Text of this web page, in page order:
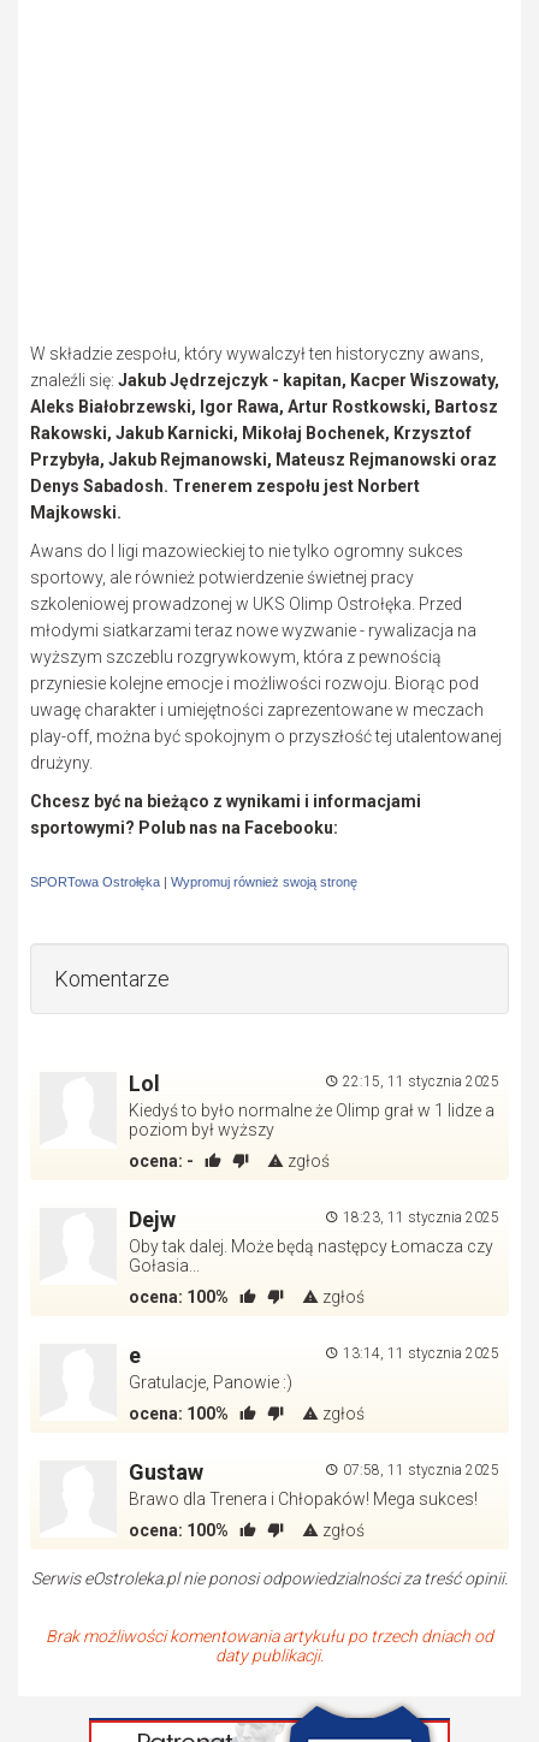
W składzie zespołu, który wywalczył ten historyczny awans,
znaleźli się: Jakub Jędrzejczyk - kapitan, Kacper Wiszowaty,
Aleks Białobrzewski, Igor Rawa, Artur Rostkowski, Bartosz
Rakowski, Jakub Karnicki, Mikołaj Bochenek, Krzysztof
Przybyła, Jakub Rejmanowski, Mateusz Rejmanowski oraz
Denys Sabadosh. Trenerem zespołu jest Norbert
Majkowski.
Awans do I ligi mazowieckiej to nie tylko ogromny sukces
sportowy, ale również potwierdzenie świetnej pracy
szkoleniowej prowadzonej w UKS Olimp Ostrołęka. Przed
młodymi siatkarzami teraz nowe wyzwanie - rywalizacja na
wyższym szczeblu rozgrywkowym, która z pewnością
przyniesie kolejne emocje i możliwości rozwoju. Biorąc pod
uwagę charakter i umiejętności zaprezentowane w meczach
play-off, można być spokojnym o przyszłość tej utalentowanej
drużyny.
Chcesz być na bieżąco z wynikami i informacjami
sportowymi? Polub nas na Facebooku:
SPORTowa Ostrołęka | Wypromuj również swoją stronę
Komentarze
22:15, 11 stycznia 2025
Lol
Kiedyś to było normalne że Olimp grał w 1 lidze a
poziom był wyższy
ocena: - zgłoś
18:23, 11 stycznia 2025
Dejw
Oby tak dalej. Może będą następcy Łomacza czy
Gołasia...
ocena: 100% zgłoś
13:14, 11 stycznia 2025
e
Gratulacje, Panowie :)
ocena: 100% zgłoś
07:58, 11 stycznia 2025
Gustaw
Brawo dla Trenera i Chłopaków! Mega sukces!
ocena: 100% zgłoś
Serwis eOstroleka.pl nie ponosi odpowiedzialności za treść opinii.
Brak możliwości komentowania artykułu po trzech dniach od
daty publikacji.